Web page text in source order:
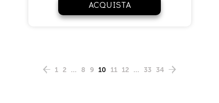
ACQUISTA
1 2 ... 8 9 10 11 12 ... 33 34